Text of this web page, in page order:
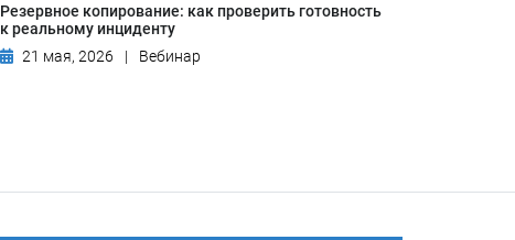
Резервное копирование: как проверить готовность
к реальному инциденту
21 мая, 2026
| Вебинар